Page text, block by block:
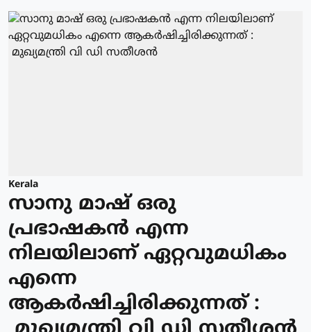
Kerala
സാനു മാഷ് ഒരു
പ്രഭാഷകൻ എന്ന
നിലയിലാണ് ഏറ്റവുമധികം
എന്നെ
ആകർഷിച്ചിരിക്കുന്നത് :